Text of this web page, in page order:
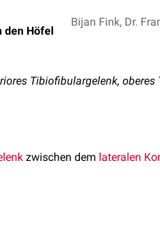
den Höfel
Tibiofibulargelenk,
zwischen dem lateralen